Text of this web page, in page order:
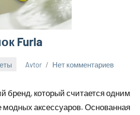
Furla
Avtor Нет комментариев
бренд, который считается одним
модных аксессуаров. Основанная